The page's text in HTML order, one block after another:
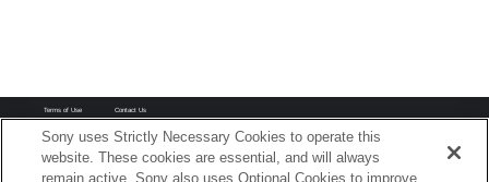
Terms of Use Contact Us
Sony uses Strictly Necessary Cookies to operate this
website. These cookies are essential, and will always
remain active. Sony also uses Optional Cookies to improve